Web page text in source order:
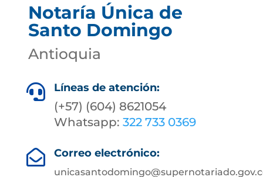
Notaría Única de
Santo Domingo
Antioquia
 Líneas de atención:
(+57) (604) 8621054
Whatsapp: 322 733 0369
 Correo electrónico: